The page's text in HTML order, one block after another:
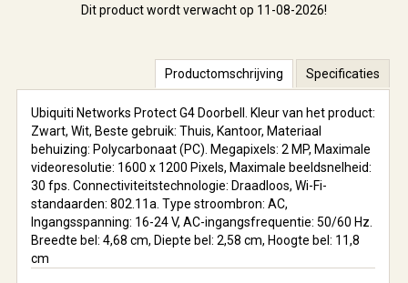
Dit product wordt verwacht op 11-08-2026!
Productomschrijving Specificaties
Ubiquiti Networks Protect G4 Doorbell. Kleur van het product:
Zwart, Wit, Beste gebruik: Thuis, Kantoor, Materiaal
behuizing: Polycarbonaat (PC). Megapixels: 2 MP, Maximale
videoresolutie: 1600 x 1200 Pixels, Maximale beeldsnelheid:
30 fps. Connectiviteitstechnologie: Draadloos, Wi-Fi-
standaarden: 802.11a. Type stroombron: AC,
Ingangsspanning: 16-24 V, AC-ingangsfrequentie: 50/60 Hz.
Breedte bel: 4,68 cm, Diepte bel: 2,58 cm, Hoogte bel: 11,8
cm